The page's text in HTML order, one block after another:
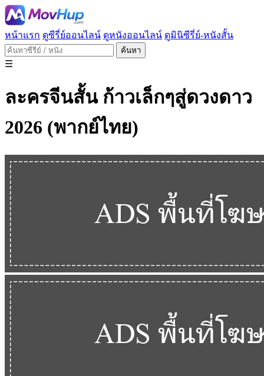
หน้าแรก ดูซีรี่ย์ออนไลน์ ดูหนังออนไลน์ ดูมินิซีรี่ย์-หนังสั้น
ค้นหา
☰
ละครจีนสั้น ก้าวเล็กๆสู่ดวงดาว
2026 (พากย์ไทย)